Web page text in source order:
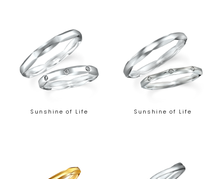
Sunshine of Life Sunshine of Life